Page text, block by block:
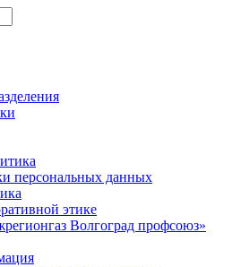
персональных данных
этике
Волгоград профсоюз»